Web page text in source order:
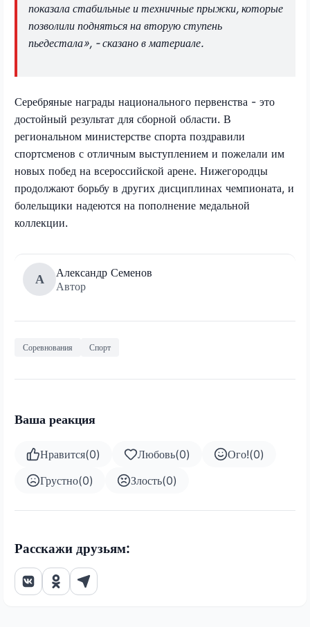
показала стабильные и техничные прыжки, которые
позволили подняться на вторую ступень
пьедестала», - сказано в материале.
Серебряные награды национального первенства - это
достойный результат для сборной области. В
региональном министерстве спорта поздравили
спортсменов с отличным выступлением и пожелали им
новых побед на всероссийской арене. Нижегородцы
продолжают борьбу в других дисциплинах чемпионата, и
болельщики надеются на пополнение медальной
коллекции.
А
Александр Семенов
Автор
Соревнования Спорт
Ваша реакция
Нравится(0) Любовь(0) Ого!(0)
Грустно(0) Злость(0)
Расскажи друзьям: